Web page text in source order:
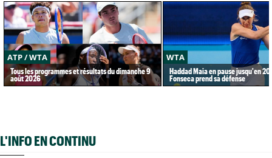
ATP / WTA
Tous les programmes et résultats du dimanche 9
août 2026
WTA
Haddad Maia en pause jusqu'en
Fonseca prend sa défense
L'INFO EN CONTINU